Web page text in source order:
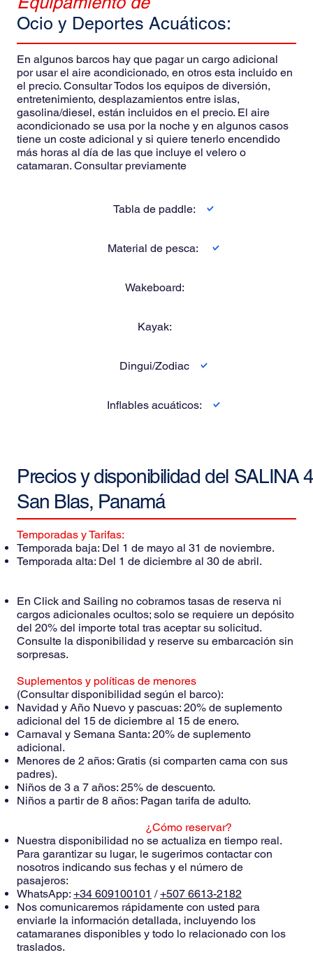
Ocio y Deportes Acuáticos:
En algunos barcos hay que pagar un cargo adicional
por usar el aire acondicionado, en otros esta incluido en
el precio. Consultar Todos los equipos de diversión,
entretenimiento, desplazamientos entre islas,
gasolina/diesel, están incluidos en el precio. El aire
acondicionado se usa por la noche y en algunos casos
tiene un coste adicional y si quiere tenerlo encendido
más horas al día de las que incluye el velero o
catamaran. Consultar previamente
Tabla de paddle:
Material de pesca:
Kayak:
Dingui/Zodiac
Wakeboard:
Inflables acuáticos:
Precios y disponibilidad del SALINA
San Blas, Panamá
Temporadas y Tarifas:
Temporada baja: Del 1 de mayo al 31 de noviembre.
Temporada alta: Del 1 de diciembre al 30 de abril.
En Click and Sailing no cobramos tasas de reserva ni
cargos adicionales ocultos; solo se requiere un depósito
del 20% del importe total tras aceptar su solicitud.
Consulte la disponibilidad y reserve su embarcación sin
sorpresas.
Suplementos y políticas de menores
(Consultar disponibilidad según el barco):
Navidad y Año Nuevo y pascuas: 20% de suplemento
adicional del 15 de diciembre al 15 de enero.
Carnaval y Semana Santa: 20% de suplemento
adicional.
Menores de 2 años: Gratis (si comparten cama con sus
padres).
Niños de 3 a 7 años: 25% de descuento.
Niños a partir de 8 años: Pagan tarifa de adulto.
¿Cómo reservar?
Nuestra disponibilidad no se actualiza en tiempo real.
Para garantizar su lugar, le sugerimos contactar con
nosotros indicando sus fechas y el número de
pasajeros:
WhatsApp: +34 609100101 /+507 6613-2182
Nos comunicaremos rápidamente con usted para
enviarle la información detallada, incluyendo los
catamaranes disponibles y todo lo relacionado con los
traslados.